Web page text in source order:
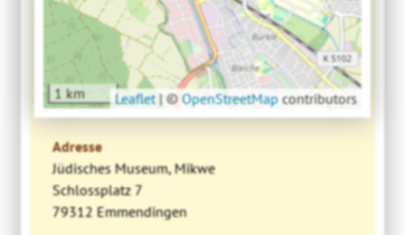
1 km Leaflet | ©OpenStreetMap contributors
Adresse
Jüdisches Museum, Mikwe
Schlossplatz 7
79312 Emmendingen